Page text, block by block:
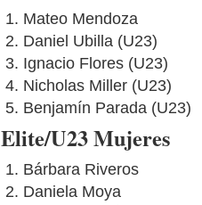
Mateo Mendoza
Daniel Ubilla (U23)
Ignacio Flores (U23)
Nicholas Miller (U23)
Benjamín Parada (U23)
Elite/U23 Mujeres
Bárbara Riveros
Daniela Moya